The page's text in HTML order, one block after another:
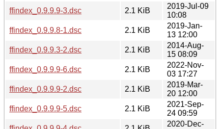
ffindex_0.9.9.9-3.dsc
2.1 KiB
2019-Jul-09
10:08
ffindex_0.9.9.8-1.dsc
2.1 KiB
2019-Jan-
13 12:00
ffindex_0.9.9.3-2.dsc
2.1 KiB
2014-Aug-
15 08:09
ffindex_0.9.9.9-6.dsc
2.1 KiB
2022-Nov-
03 17:27
ffindex_0.9.9.9-2.dsc
2.1 KiB
2019-Mar-
20 12:00
ffindex_0.9.9.9-5.dsc
2.1 KiB
2021-Sep-
24 09:59
2020-Dec-